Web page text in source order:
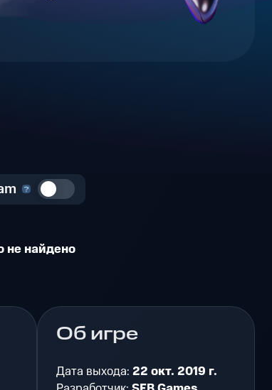
не найдено
Об игре
Дата выхода: 22 окт. 2019 г.